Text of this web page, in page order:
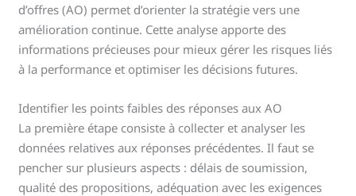
d’offres (AO) permet d’orienter la stratégie vers une
amélioration continue. Cette analyse apporte des
informations précieuses pour mieux gérer les risques liés
à la performance et optimiser les décisions futures.
Identifier les points faibles des réponses aux AO
La première étape consiste à collecter et analyser les
données relatives aux réponses précédentes. Il faut se
pencher sur plusieurs aspects : délais de soumission,
qualité des propositions, adéquation avec les exigences